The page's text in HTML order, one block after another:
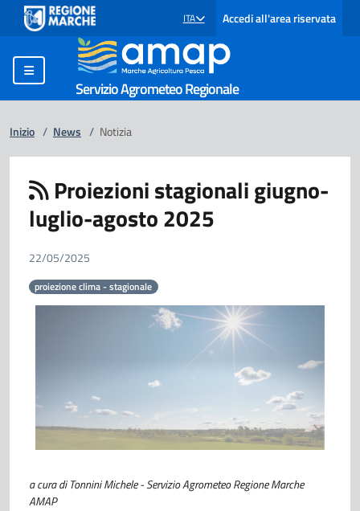
SELEZIONE LINGUA: LINGUA SELEZIONATA
ITA Accedi all'area riservata
Servizio Agrometeo Regionale
Inizio / News / Notizia
Proiezioni stagionali giugno-
luglio-agosto 2025
22/05/2025
proiezione clima - stagionale
a cura di Tonnini Michele - Servizio Agrometeo Regione Marche
AMAP